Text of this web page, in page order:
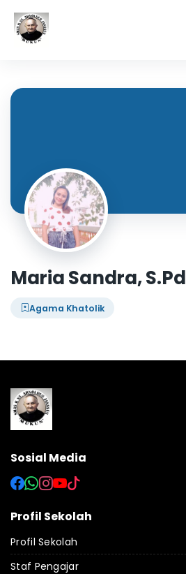
Maria Sandra, S.Pd
Agama Khatolik
Sosial Media
Profil Sekolah
Profil Sekolah
Staf Pengajar